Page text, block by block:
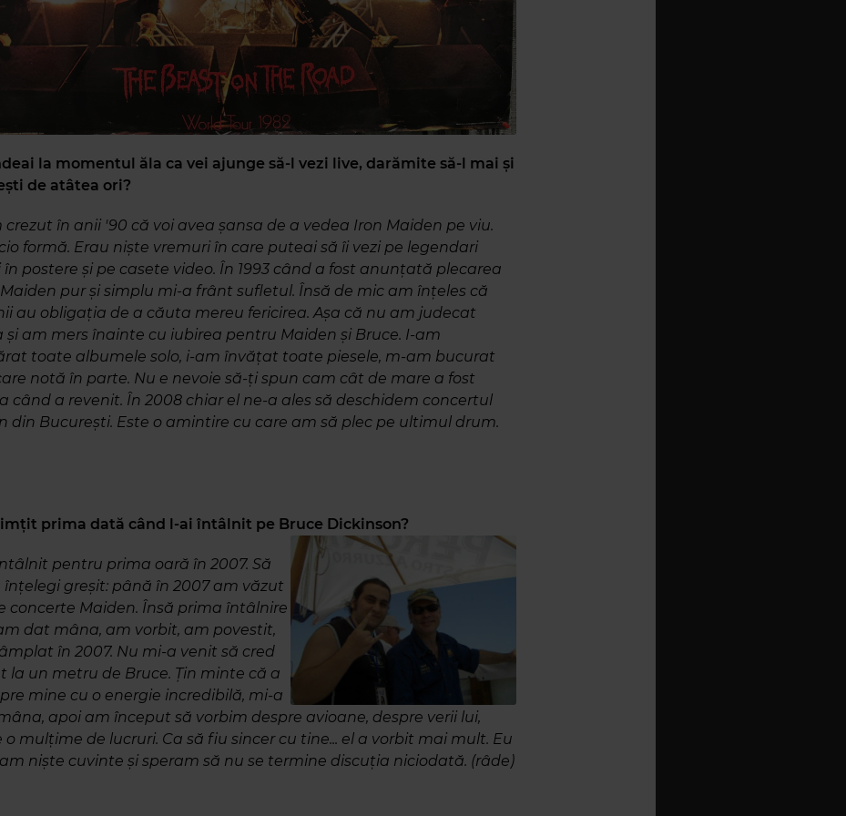
la momentul ăla ca vei ajunge să-l vezi live, darămite să-l mai și
de atâtea ori?
crezut în anii '90 că voi avea șansa de a vedea Iron Maiden pe viu.
formă. Erau niște vremuri în care puteai să îi vezi pe legendari
postere și pe casete video. În 1993 când a fost anunțată plecarea
pur și simplu mi-a frânt sufletul. Însă de mic am înțeles că
au obligația de a căuta mereu fericirea. Așa că nu am judecat
și am mers înainte cu iubirea pentru Maiden și Bruce. I-am
toate albumele solo, i-am învățat toate piesele, m-am bucurat
notă în parte. Nu e nevoie să-ți spun cam cât de mare a fost
când a revenit. În 2008 chiar el ne-a ales să deschidem concertul
din București. Este o amintire cu care am să plec pe ultimul drum.
prima dată când l-ai întâlnit pe Bruce Dickinson?
pentru prima oară în 2007. Să
înțelegi greșit: până în 2007 am văzut
concerte Maiden. Însă prima întâlnire
dat mâna, am vorbit, am povestit,
în 2007. Nu mi-a venit să cred
la un metru de Bruce. Țin minte că a
mine cu o energie incredibilă, mi-a
apoi am început să vorbim despre avioane, despre verii lui,
o mulțime de lucruri. Ca să fiu sincer cu tine... el a vorbit mai mult. Eu
niște cuvinte și speram să nu se termine discuția niciodată. (râde)